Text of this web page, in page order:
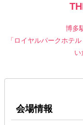
博多
「ロイヤルパークホテ
い
会場情報